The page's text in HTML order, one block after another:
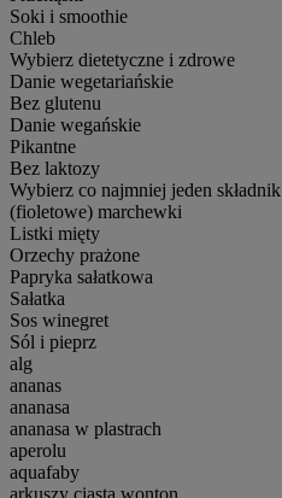
Soki i smoothie
Chleb
Wybierz dietetyczne i zdrowe
Danie wegetariańskie
Bez glutenu
Danie wegańskie
Pikantne
Bez laktozy
Wybierz co najmniej jeden składnik
(fioletowe) marchewki
Listki mięty
Orzechy prażone
Papryka sałatkowa
Sałatka
Sos winegret
Sól i pieprz
alg
ananas
ananasa
ananasa w plastrach
aperolu
aquafaby
arkuszy ciasta wonton